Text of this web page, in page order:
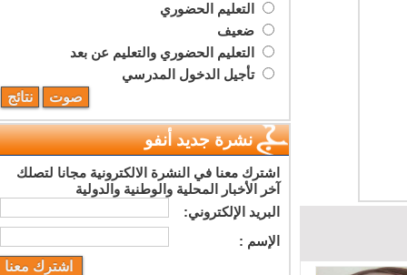
التعليم الحضوري
ضعيف
التعليم الحضوري والتعليم عن بعد
تأجيل الدخول المدرسي
نشرة جديد أنفو
اشترك معنا في النشرة الالكترونية مجانا لتصلك
آخر الأخبار المحلية والوطنية والدولية
البريد اﻹلكتروني:
اﻹسم :